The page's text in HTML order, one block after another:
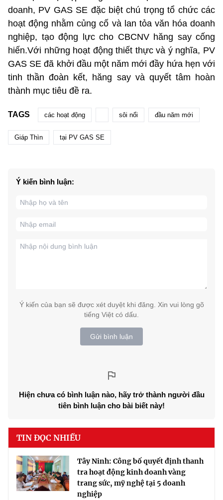
doanh, PV GAS SE đặc biệt chú trọng tổ chức các
hoạt động nhằm củng cố và lan tỏa văn hóa doanh
nghiệp, tạo động lực cho CBCNV hăng say cống
hiến.Với những hoạt động thiết thực và ý nghĩa, PV
GAS SE đã khởi đầu một năm mới đầy hứa hẹn với
tinh thần đoàn kết, hăng say và quyết tâm hoàn
thành mục tiêu đề ra.
TAGS các hoạt động sôi nổi đầu năm mới
Giáp Thìn tại PV GAS SE
Ý kiến bình luận:
Ý kiến của bạn sẽ được xét duyệt khi đăng. Xin vui lòng gõ
tiếng Việt có dấu.
Gửi bình luận
Hiện chưa có bình luận nào, hãy trở thành người đầu
tiên bình luận cho bài biết này!
TIN ĐỌC NHIỀU
Tây Ninh: Công bố quyết định thanh
tra hoạt động kinh doanh vàng
trang sức, mỹ nghệ tại 5 doanh
nghiệp